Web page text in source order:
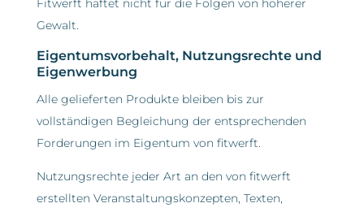
Fitwerft haftet nicht für die Folgen von höherer
Gewalt.
Eigentumsvorbehalt, Nutzungsrechte und
Eigenwerbung
Alle gelieferten Produkte bleiben bis zur
vollständigen Begleichung der entsprechenden
Forderungen im Eigentum von fitwerft.
Nutzungsrechte jeder Art an den von fitwerft
erstellten Veranstaltungskonzepten, Texten,